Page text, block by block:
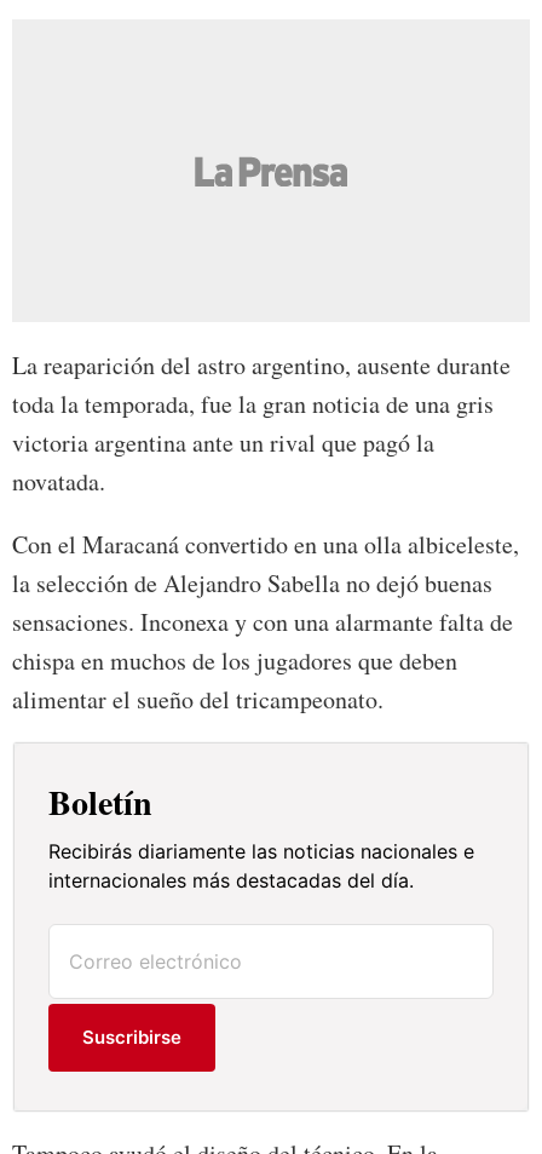
La reaparición del astro argentino, ausente durante
toda la temporada, fue la gran noticia de una gris
victoria argentina ante un rival que pagó la
novatada.
Con el Maracaná convertido en una olla albiceleste,
la selección de Alejandro Sabella no dejó buenas
sensaciones. Inconexa y con una alarmante falta de
chispa en muchos de los jugadores que deben
alimentar el sueño del tricampeonato.
Boletín
Recibirás diariamente las noticias nacionales e
internacionales más destacadas del día.
Suscribirse